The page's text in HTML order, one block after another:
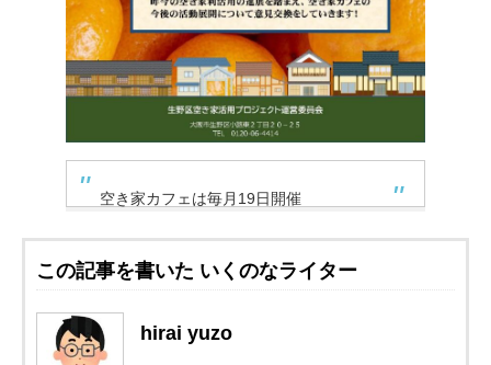
空き家カフェは毎月19日開催
この記事を書いた いくのなライター
hirai yuzo